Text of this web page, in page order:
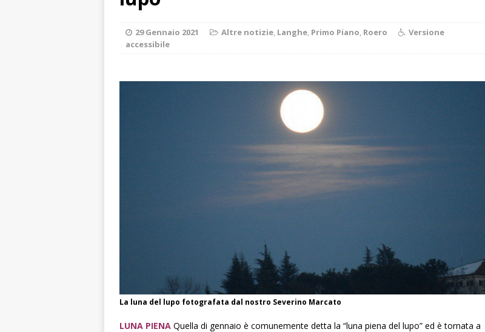
Sanità Piemonte, Gribaudo: «I cittadini pagano l’inefficienza»
Piemonte punta sull’automotive con le Aree di Accelerazione
[ 6 Agosto 2026 ]
Emergenza incendi Piemonte: Azione propone due soluzioni a
Fondazione Crc e Regione
Incendio a Valdieri, trasferiti per precauzione gli scout
29 Gennaio 2021 Altre notizie, Langhe, Primo Piano, Roero
Versione
accessibile
La luna del lupo fotografata dal nostro Severino Marcato
LUNA PIENA Quella di gennaio è comunemente detta la “luna piena del lupo” ed è tornata a